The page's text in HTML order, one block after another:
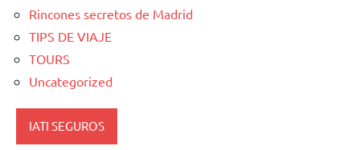
Rincones secretos de Madrid
TIPS DE VIAJE
TOURS
Uncategorized
IATI SEGUROS